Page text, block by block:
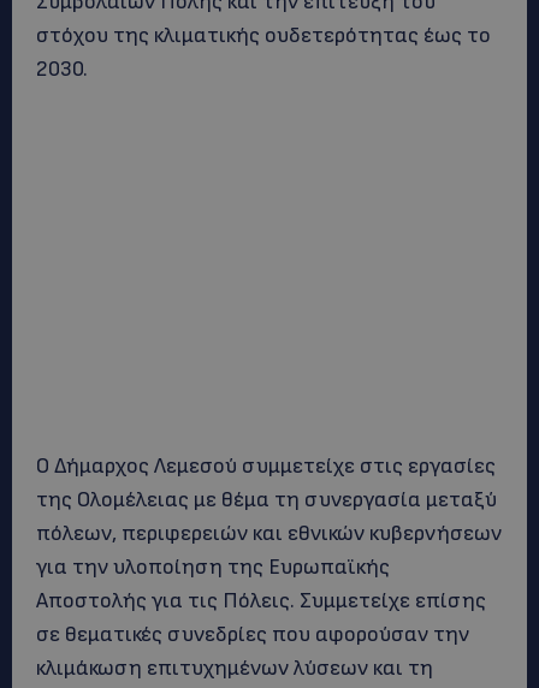
στόχου της κλιματικής ουδετερότητας έως το
2030.
Ο Δήμαρχος Λεμεσού συμμετείχε στις εργασίες
της Ολομέλειας με θέμα τη συνεργασία μεταξύ
πόλεων, περιφερειών και εθνικών κυβερνήσεων
για την υλοποίηση της Ευρωπαϊκής
Αποστολής για τις Πόλεις. Συμμετείχε επίσης
σε θεματικές συνεδρίες που αφορούσαν την
κλιμάκωση επιτυχημένων λύσεων και τη